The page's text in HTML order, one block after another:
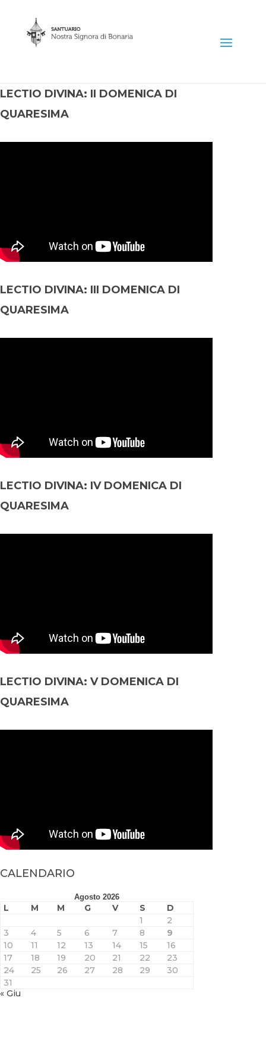
LECTIO DIVINA: II DOMENICA DI
QUARESIMA
LECTIO DIVINA: III DOMENICA DI
QUARESIMA
LECTIO DIVINA: IV DOMENICA DI
QUARESIMA
LECTIO DIVINA: V DOMENICA DI
QUARESIMA
CALENDARIO
Agosto 2026
L M M G V S
D
1
2
3
4 5 6 7 8
9
10
11 12 13 14 15
16
17
18 19 20 21 22
23
24
25 26 27 28 29
30
31
« Giu